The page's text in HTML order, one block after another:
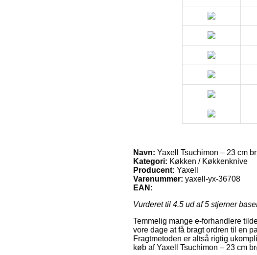
Navn: Yaxell Tsuchimon – 23 cm
Kategori: Køkken / Køkkenknive
Producent: Yaxell
Varenummer: yaxell-yx-36708
EAN:
Vurderet til 4.5 ud af 5 stjerner
Temmelig mange e-forhandlere
vore dage at få bragt ordren til en
Fragtmetoden er altså rigtig
køb af Yaxell Tsuchimon – 23 cm